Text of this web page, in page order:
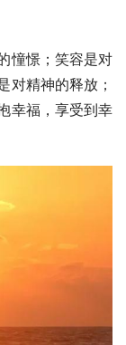
憧憬；笑容是对
对精神的释放；
幸福，享受到幸